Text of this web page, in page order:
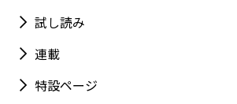
試し読み
連載
特設ページ